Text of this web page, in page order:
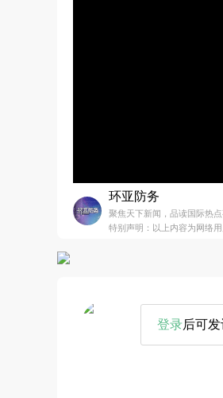
环亚防务
聚焦天下新闻，品读国际热
特别声明：以上内容为网络
登录后可